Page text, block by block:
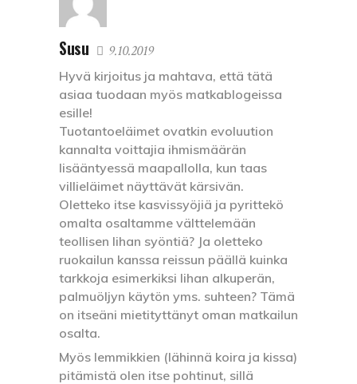
Susu 9.10.2019
Hyvä kirjoitus ja mahtava, että tätä
asiaa tuodaan myös matkablogeissa
esille!
Tuotantoeläimet ovatkin evoluution
kannalta voittajia ihmismäärän
lisääntyessä maapallolla, kun taas
villieläimet näyttävät kärsivän.
Oletteko itse kasvissyöjiä ja pyrittekö
omalta osaltamme välttelemään
teollisen lihan syöntiä? Ja oletteko
ruokailun kanssa reissun päällä kuinka
tarkkoja esimerkiksi lihan alkuperän,
palmuöljyn käytön yms. suhteen? Tämä
on itseäni mietityttänyt oman matkailun
osalta.
Myös lemmikkien (lähinnä koira ja kissa)
pitämistä olen itse pohtinut, sillä